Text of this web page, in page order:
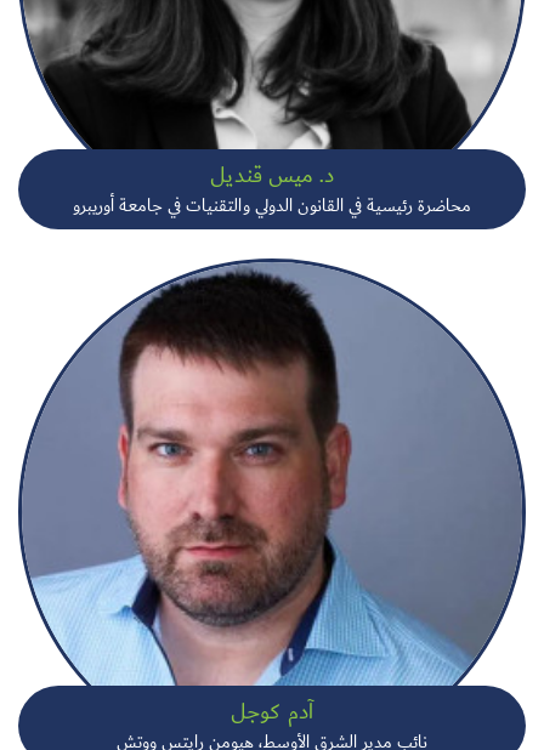
د. ميس قنديل
محاضرة رئيسية في القانون الدولي والتقنيات في جامعة أوريبرو
آدم كوجل
نائب مدير الشرق الأوسط، هيومن رايتس ووتش